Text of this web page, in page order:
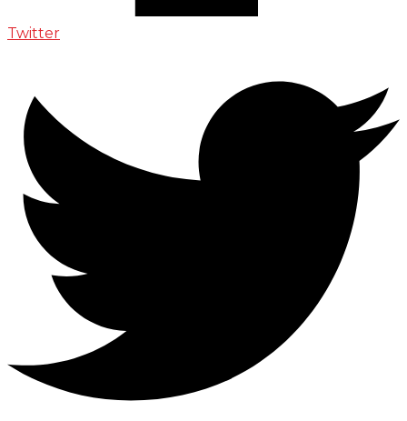
Twitter